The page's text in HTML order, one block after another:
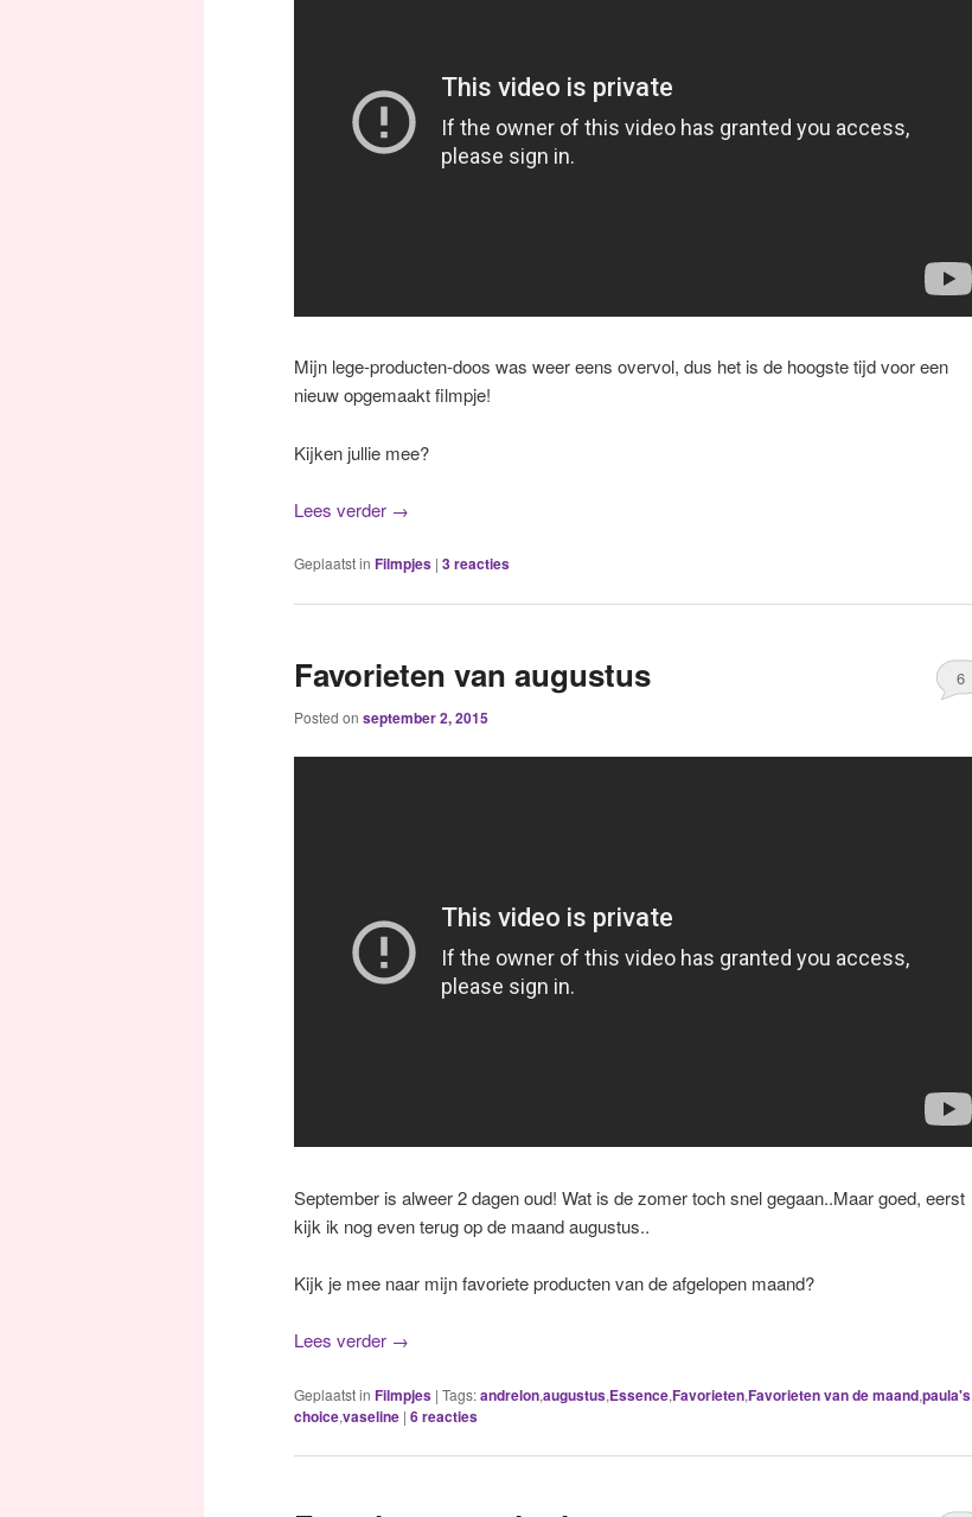
Mijn lege-producten-doos was weer eens overvol, dus het is de hoogste tijd voor een
nieuw opgemaakt filmpje!
Kijken jullie mee?
Lees verder →
Geplaatst in Filmpjes | 3reacties
Favorieten van augustus
Posted on september 2, 2015
6
September is alweer 2 dagen oud! Wat is de zomer toch snel gegaan..Maar goed, eerst
kijk ik nog even terug op de maand augustus..
Kijk je mee naar mijn favoriete producten van de afgelopen maand?
Lees verder →
Geplaatst in Filmpjes | Tags:andrelon,augustus,Essence,Favorieten,Favorieten van de maand,paula's
choice,vaseline | 6reacties